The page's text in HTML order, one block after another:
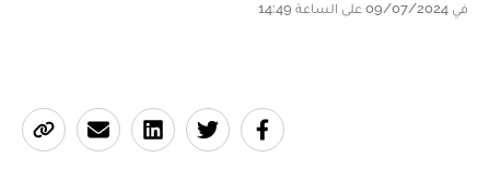
في 09/07/2024 على الساعة 14:49